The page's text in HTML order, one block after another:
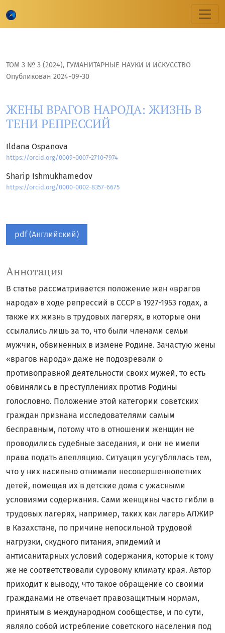
ТОМ 3 № 3 (2024), ГУМАНИТАРНЫЕ НАУКИ И ИСКУССТВО
ЖЕНЫ ВРАГОВ НАРОДА: ЖИЗНЬ В
ТЕНИ РЕПРЕССИЙ
Опубликован 2024-09-30
Ildana Ospanova
https://orcid.org/0009-0007-2710-7974
Sharip Ishmukhamedov
https://orcid.org/0000-0002-8357-6675
pdf (Английский)
Аннотация
В статье рассматривается положение жен «врагов
народа» в ходе репрессий в СССР в 1927-1953 годах, а
также их жизнь в трудовых лагерях, в которые они
ссылались лишь за то, что были членами семьи
мужчин, обвиненных в измене Родине. Зачастую жены
«врагов народа» даже не подозревали о
противоправной деятельности своих мужей, то есть
обвинялись в преступлениях против Родины
голословно. Положение этой категории советских
граждан признана исследователями самым
бесправным, потому что в отношении женщин не
проводились судебные заседания, и они не имели
права подать апелляцию. Ситуация усугублялась тем,
что у них насильно отнимали несовершеннолетних
детей, помещая их в детские дома с ужасными
условиями содержания. Сами женщины часто гибли в
трудовых лагерях, например, таких как лагерь АЛЖИР
в Казахстане, по причине непосильной трудовой
нагрузки, скудного питания, эпидемий и
антисанитарных условий содержания, которые к тому
же не соответствовали суровому климату края. Автор
приходит к выводу, что такое обращение со своими
гражданами не отвечает правозащитным нормам,
принятым в международном сообществе, и по сути,
являло собой истребление советского населения под